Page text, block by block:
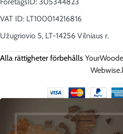
VAT ID: LT100014216816
Užugriovio 5, LT-14256 Vilniaus r.
Alla rättigheter förbehålls